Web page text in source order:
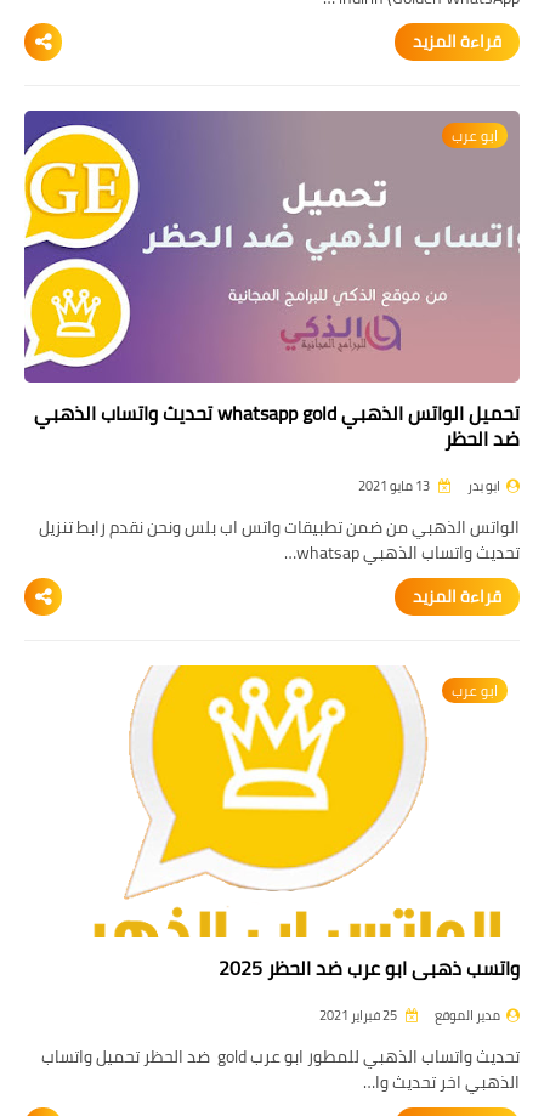
قراءة المزيد
ابو عرب
تحميل الواتس الذهبي whatsapp gold تحديث واتساب الذهبي
ضد الحظر
ابو بدر
الواتس الذهبي من ضمن تطبيقات واتس اب بلس ونحن نقدم رابط تنزيل
تحديث واتساب الذهبي whatsap…
قراءة المزيد
ابو عرب
واتسب ذهبي ابو عرب ضد الحظر 2025
مدير الموقع
تحديث واتساب الذهبي للمطور ابو عرب gold ضد الحظر تحميل واتساب
الذهبي اخر تحديث وا…